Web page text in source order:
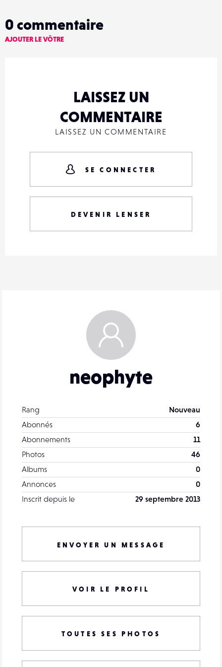
neophyte
Rang
Nouveau
Abonnés
6
Abonnements
11
Photos
46
Albums
0
Annonces
0
Inscrit depuis le
29 septembre 2013
ENVOYER UN MESSAGE
VOIR LE PROFIL
TOUTES SES PHOTOS
0 commentaire
AJOUTER LE VÔTRE
LAISSEZ UN
COMMENTAIRE
LAISSEZ UN COMMENTAIRE
SE CONNECTER
DEVENIR LENSER